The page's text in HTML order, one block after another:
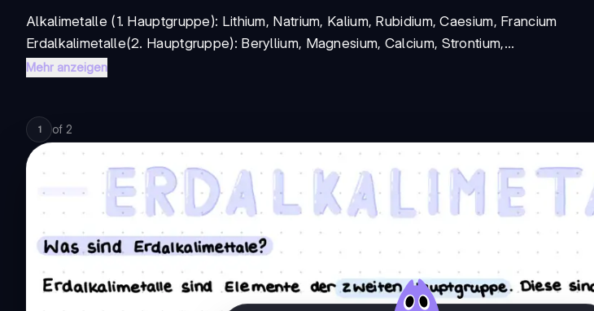
Alkalimetalle (1. Hauptgruppe): Lithium, Natrium, Kalium, Rubidium, Caesium, Francium
Erdalkalimetalle(2. Hauptgruppe): Beryllium, Magnesium, Calcium, Strontium,...
Mehr anzeigen
1 of 2